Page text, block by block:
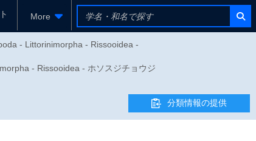
More
- Littorinimorpha - Rissooidea -
- Rissooidea - ホソスジチョウジ
分類情報の提供